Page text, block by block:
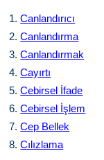
1.Canlandırıcı
2.Canlandırma
3.Canlandırmak
4.Cayırtı
5.Cebirsel İfade
6.Cebirsel İşlem
7.Cep Bellek
8.Cılızlama